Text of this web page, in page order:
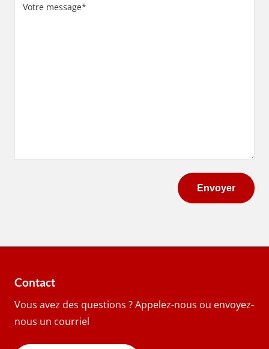
message
Contact
Vous avez des questions ? Appelez-nous ou envoyez-
nous un courriel